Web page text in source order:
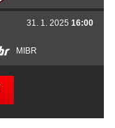
MIBR
31. 1. 2025 16:00